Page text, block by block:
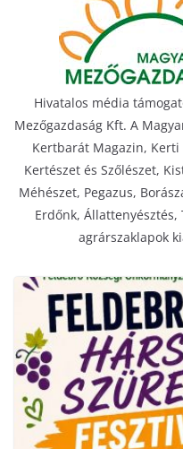
Hivatalos média
Mezőgazdaság Kft. A
Kertbarát Magazin,
Kertészet és Szőlészet,
Méhészet, Pegazus,
Erdőnk, Állattenyésztés,
agrárszaklapok